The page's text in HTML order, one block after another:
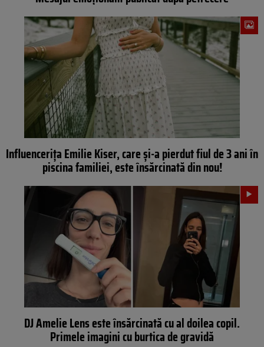
Influencerița Emilie Kiser, care și-a pierdut fiul de 3 ani în
piscina familiei, este însărcinată din nou!
DJ Amelie Lens este însărcinată cu al doilea copil.
Primele imagini cu burtica de gravidă